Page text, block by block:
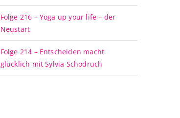
Folge 216 – Yoga up your life – der
Neustart
Folge 214 – Entscheiden macht
glücklich mit Sylvia Schodruch